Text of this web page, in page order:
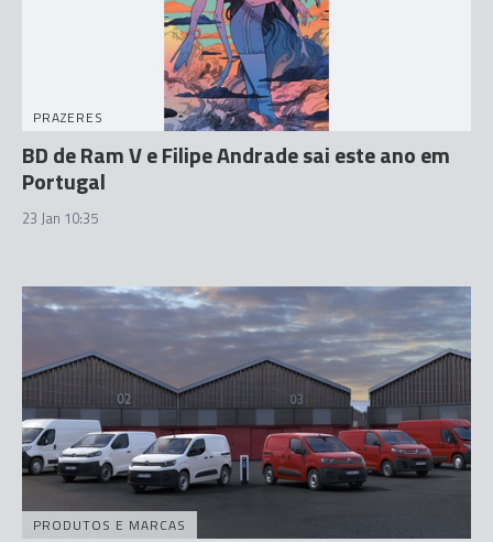
PRAZERES
BD de Ram V e Filipe Andrade sai este ano em
Portugal
23 Jan 10:35
PRODUTOS E MARCAS